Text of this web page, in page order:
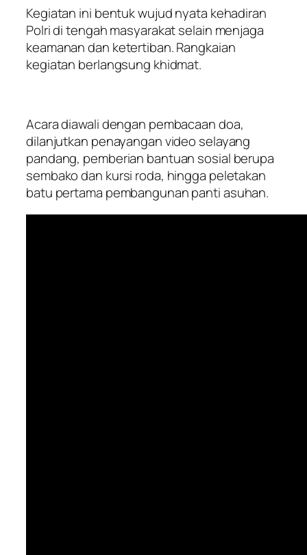
Kegiatan ini bentuk wujud nyata kehadiran
Polri di tengah masyarakat selain menjaga
keamanan dan ketertiban. Rangkaian
kegiatan berlangsung khidmat.
Acara diawali dengan pembacaan doa,
dilanjutkan penayangan video selayang
pandang, pemberian bantuan sosial berupa
sembako dan kursi roda, hingga peletakan
batu pertama pembangunan panti asuhan.